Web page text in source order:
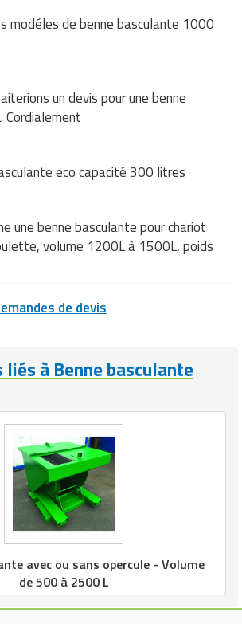
modéles de benne basculante 1000
un devis pour une benne
eco capacité 300 litres
une benne basculante pour chariot
volume 1200L à 1500L, poids
de devis
à Benne basculante
avec ou sans opercule - Volume
de 500 à 2500 L